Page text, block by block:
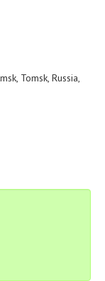
, Tomsk, Russia,